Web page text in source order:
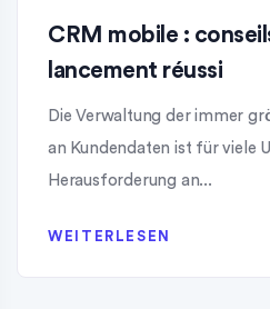
CRM mobile :
lancement réussi
Die Verwaltung der immer
an Kundendaten ist für viele
Herausforderung an...
WEITERLESEN